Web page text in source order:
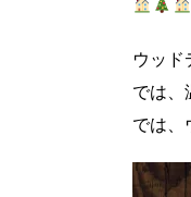
ウッド
では、
では、